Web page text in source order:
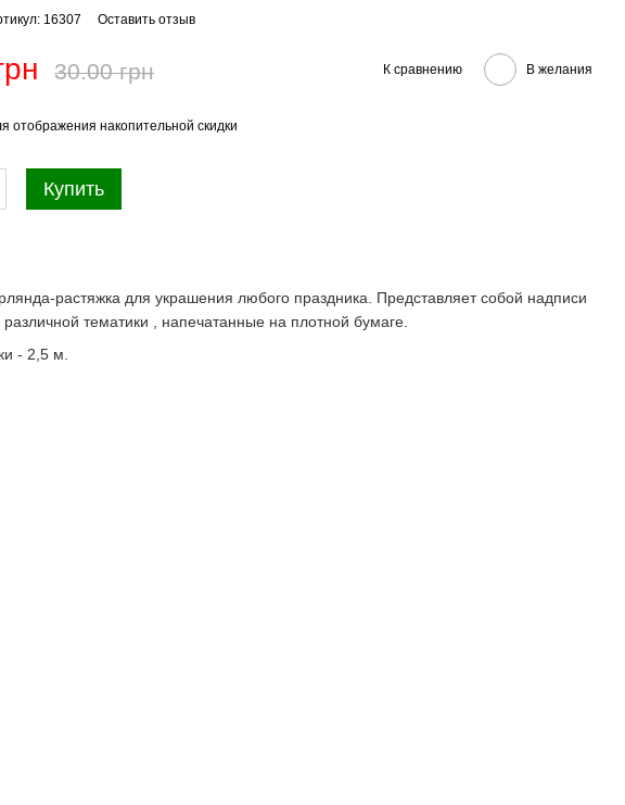
16307 Оставить отзыв
30.00 грн К сравнению В желания
отображения накопительной скидки
Купить
растяжка для украшения любого праздника. Представляет собой надписи
различной тематики , напечатанные на плотной бумаге.
- 2,5 м.